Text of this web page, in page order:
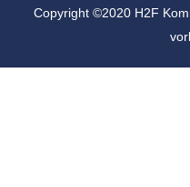
Copyright ©2020 H2F